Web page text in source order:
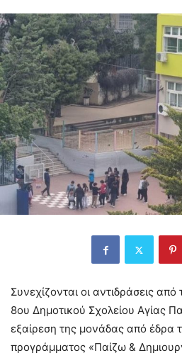
Συνεχίζονται οι αντιδράσεις
8ου Δημοτικού Σχολείου Αγίας
εξαίρεση της μονάδας από έδρα
προγράμματος «Παίζω &